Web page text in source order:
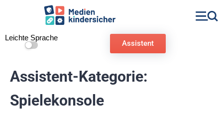
Leichte Sprache
Assistent
Assistent-Kategorie:
Spielekonsole